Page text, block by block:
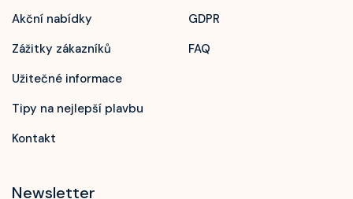
Akční nabídky
Zážitky zákazníků
Užitečné informace
Tipy na nejlepší plavbu
Kontakt
GDPR
FAQ
Newsletter